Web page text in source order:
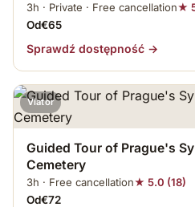
3h · Private · Free cancellation★
Od€65
Sprawdź dostępność →
Viator
Guided Tour of Prague's
Cemetery
3h · Free cancellation★ 5.0 (18)
Od€72